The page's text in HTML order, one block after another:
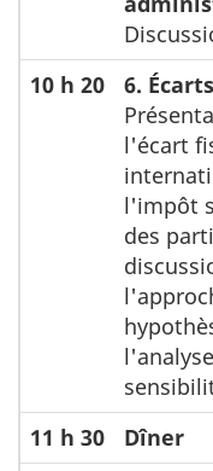
10 h 20
6.
l'écart
l'impôt
des
11 h 30
Dîner